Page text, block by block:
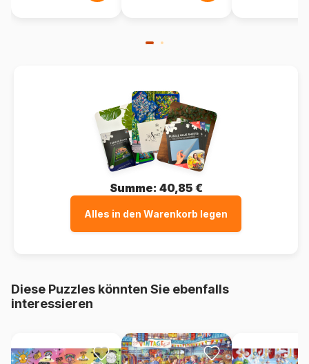
Summe: 40,85 €
Alles in den Warenkorb legen
Diese Puzzles könnten Sie ebenfalls
interessieren